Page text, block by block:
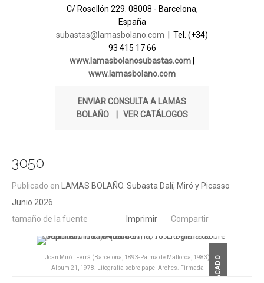
C/ Rosellón 229. 08008 - Barcelona,
España
subastas@lamasbolano.com | Tel. (+34)
93 415 17 66
www.lamasbolanosubastas.com
www.lamasbolano.com
ENVIAR CONSULTA A LAMAS
BOLAÑO| VER CATÁLOGOS
3050
Publicado en
LAMAS BOLAÑO. Subasta Dalí, Miró y Picasso
Junio 2026
tamaño de la fuente
Imprimir Compartir
Joan Miró i Ferrà (Barcelona, 1893-Palma de Mallorca, 1983)
Album 21, 1978. Litografía sobre papel Arches. Firmada